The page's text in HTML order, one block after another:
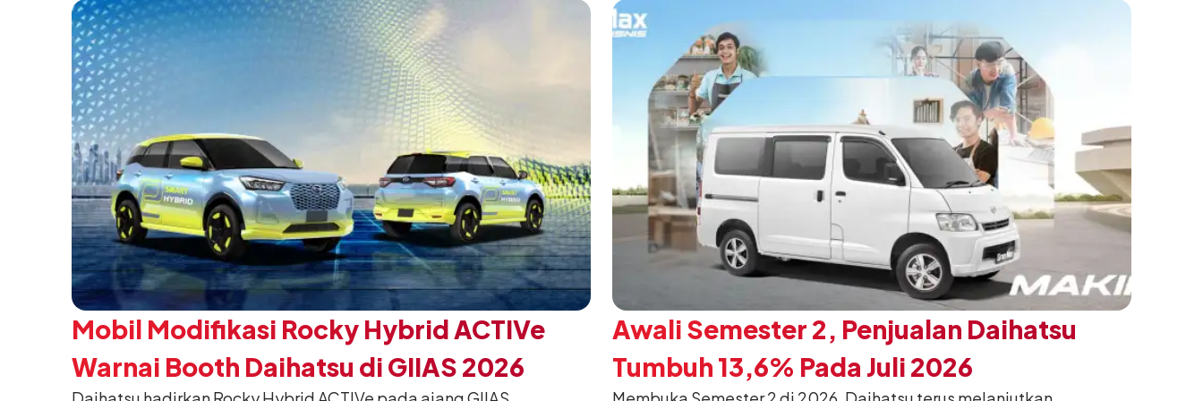
Mobil Modifikasi Rocky Hybrid ACTIVe
Warnai Booth Daihatsu di GIIAS 2026
Awali Semester 2, Penjualan Daihatsu
Tumbuh 13,6% Pada Juli 2026